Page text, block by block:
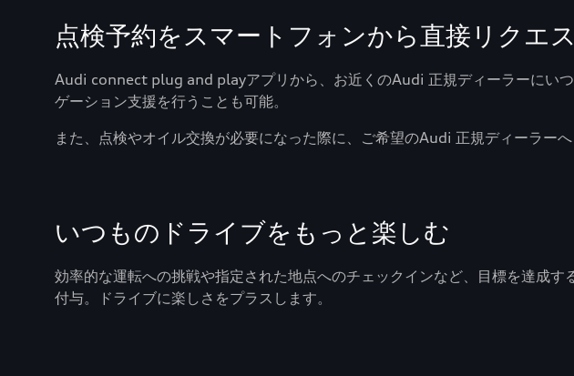
点検予約をスマートフォンから直接リクエ
Audi connect plug and playアプリから、お近くのAudi 正規ディーラーにい
ゲーション支援を行うことも可能。
また、点検やオイル交換が必要になった際に、ご希望のAudi 正規ディーラー
いつものドライブをもっと楽しむ
効率的な運転への挑戦や指定された地点へのチェックインなど、目標を達成
付与。ドライブに楽しさをプラスします。